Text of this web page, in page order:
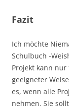
Fazit
Ich möchte
Schulbuch -
Projekt kann
geeigneter
es, wenn alle
nehmen. Sie